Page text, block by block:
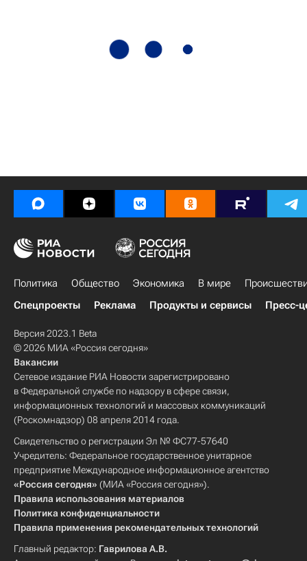
Политика Общество Экономика В мире
Спецпроекты
Реклама Продукты и сервисы Пресс-
Версия 2023.1 Beta
© 2026 МИА «Россия сегодня»
Вакансии
Сетевое издание РИА Новости зарегистрировано
в Федеральной службе по надзору в сфере связи,
информационных технологий и массовых коммуникаций
(Роскомнадзор) 08 апреля 2014 года.
Свидетельство о регистрации Эл № ФС77-57640
Учредитель: Федеральное государственное унитарное
предприятие Международное информационное агентство
«Россия сегодня» (МИА «Россия сегодня»).
Правила использования материалов
Политика конфиденциальности
Правила применения рекомендательных технологий
Главный редактор: Гаврилова А.В.